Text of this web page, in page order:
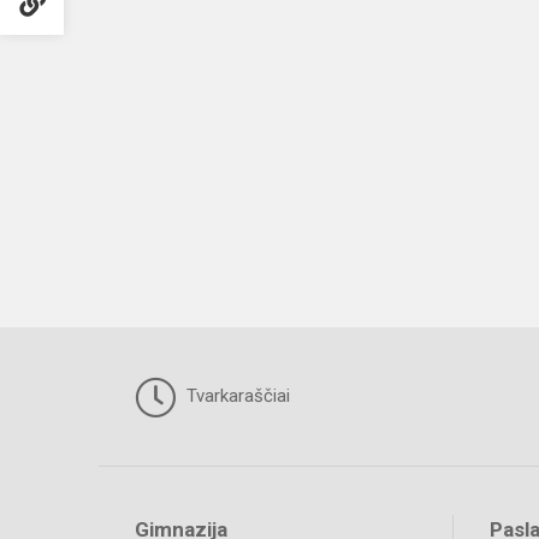
Tvarkaraščiai
Gimnazija